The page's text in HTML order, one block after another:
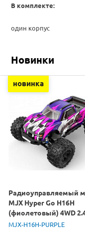
В комплекте:
один корпус
Новинки
новинка
Радиоуправляемый
MJX Hyper Go H16H
(фиолетовый) 4WD
GPS 1/16 RTR
MJX-H16H-PURPLE